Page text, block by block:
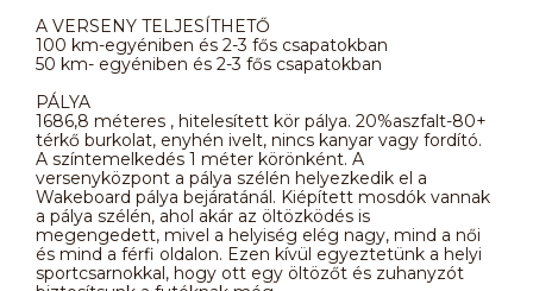
A VERSENY TELJESÍTHETŐ
100 km-egyéniben és 2-3 fős csapatokban
50 km- egyéniben és 2-3 fős csapatokban
PÁLYA
1686,8 méteres , hitelesített kör pálya. 20%aszfalt-80+
térkő burkolat, enyhén ivelt, nincs kanyar vagy fordító.
A színtemelkedés 1 méter körönként. A
versenyközpont a pálya szélén helyezkedik el a
Wakeboard pálya bejáratánál. Kiépített mosdók vannak
a pálya szélén, ahol akár az öltözködés is
megengedett, mivel a helyiség elég nagy, mind a női
és mind a férfi oldalon. Ezen kívül egyeztetünk a helyi
sportcsarnokkal, hogy ott egy öltözőt és zuhanyzót